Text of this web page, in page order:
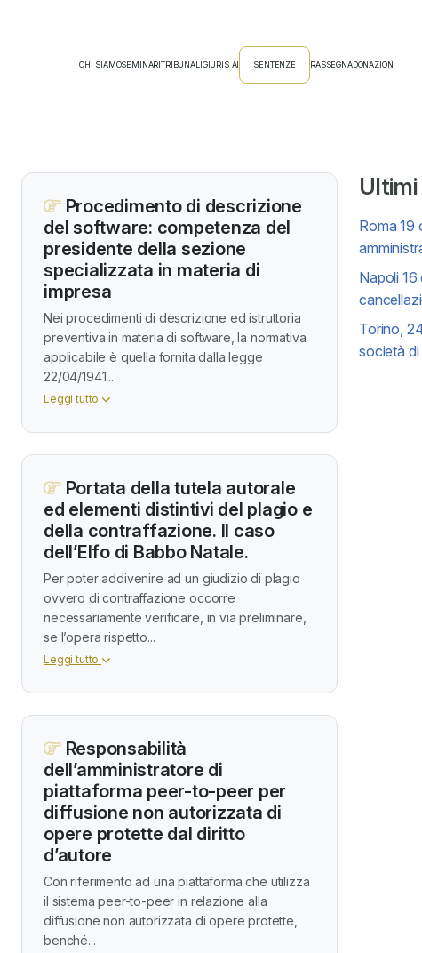
CHI SIAMOSEMINARITRIBUNALIGIURIS AI SENTENZE RASSEGNADONAZIONI
Roma 19
Napoli
Torino,
società di
Procedimento di descrizione
del software: competenza del
presidente della sezione
specializzata in materia di
impresa
Nei procedimenti di descrizione ed istruttoria
preventiva in materia di software, la normativa
applicabile è quella fornita dalla legge
22/04/1941...
Leggi tutto
Portata della tutela autorale
ed elementi distintivi del plagio e
della contraffazione. Il caso
dell’Elfo di Babbo Natale.
Per poter addivenire ad un giudizio di plagio
ovvero di contraffazione occorre
necessariamente verificare, in via preliminare,
se l’opera rispetto...
Leggi tutto
Responsabilità
dell’amministratore di
piattaforma peer-to-peer per
diffusione non autorizzata di
opere protette dal diritto
d’autore
Con riferimento ad una piattaforma che utilizza
il sistema peer-to-peer in relazione alla
diffusione non autorizzata di opere protette,
benché...